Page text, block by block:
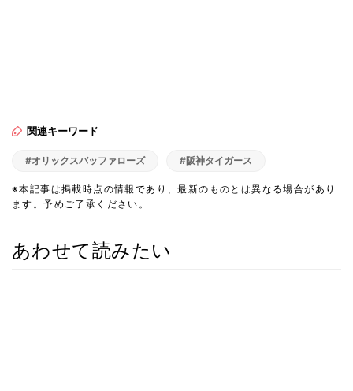
関連キーワード
#オリックスバッファローズ #阪神タイガース
※本記事は掲載時点の情報であり、最新のものとは異なる場合があり
ます。予めご了承ください。
あわせて読みたい